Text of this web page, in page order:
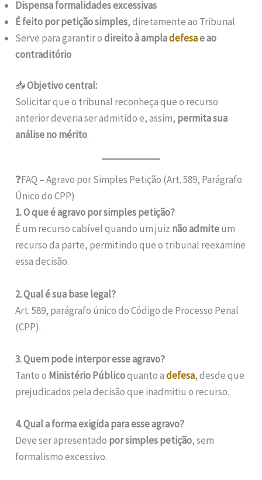
Dispensa formalidades excessivas
É feito por petição simples, diretamente ao Tribunal
Serve para garantir odireito à ampladefesae ao
contraditório
📥Objetivo central:
Solicitar que o tribunal reconheça que o recurso
anterior deveria ser admitido e, assim, permita sua
análise no mérito.
❓FAQ – Agravo por Simples Petição (Art. 589, Parágrafo
Único do CPP)
1. O que é agravo por simples petição?
É um recurso cabível quando um juiz não admiteum
recurso da parte, permitindo que o tribunal reexamine
essa decisão.
2. Qual é sua base legal?
Art. 589, parágrafo único do Código de Processo Penal
(CPP).
3. Quem pode interpor esse agravo?
Tanto o Ministério Públicoquanto adefesa, desde que
prejudicados pela decisão que inadmitiu o recurso.
4. Qual a forma exigida para esse agravo?
Deve ser apresentado por simples petição, sem
formalismo excessivo.